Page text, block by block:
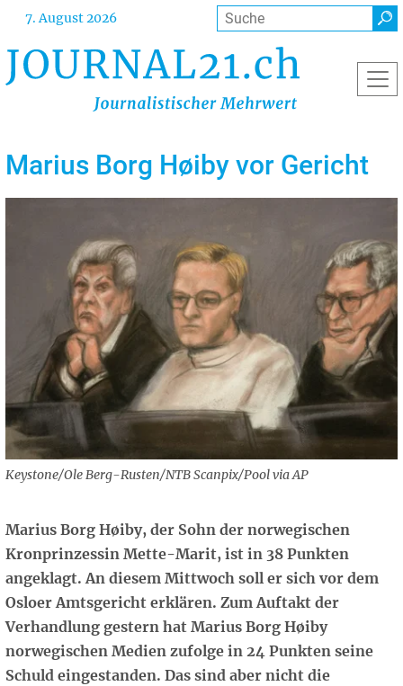
Direkt
Inhalt
7. August 2026 Suche
Marius Borg Høiby vor Gericht
Keystone/Ole Berg-Rusten/NTB Scanpix/Pool via AP
Marius Borg Høiby, der Sohn der norwegischen
Kronprinzessin Mette-Marit, ist in 38 Punkten
angeklagt. An diesem Mittwoch soll er sich vor dem
Osloer Amtsgericht erklären. Zum Auftakt der
Verhandlung gestern hat Marius Borg Høiby
norwegischen Medien zufolge in 24 Punkten seine
Schuld eingestanden. Das sind aber nicht die